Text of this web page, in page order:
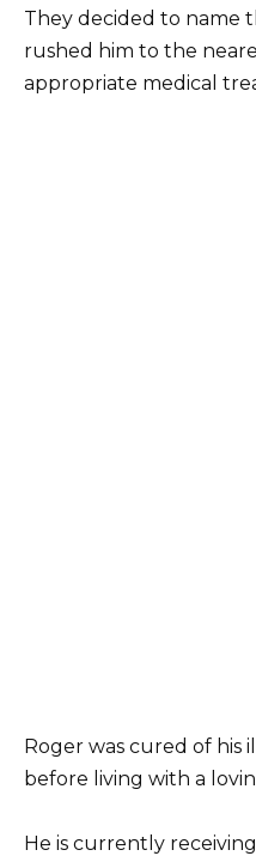
They decided to name
rushed him to the
appropriate medical
Roger was cured of his
before living with a
He is currently